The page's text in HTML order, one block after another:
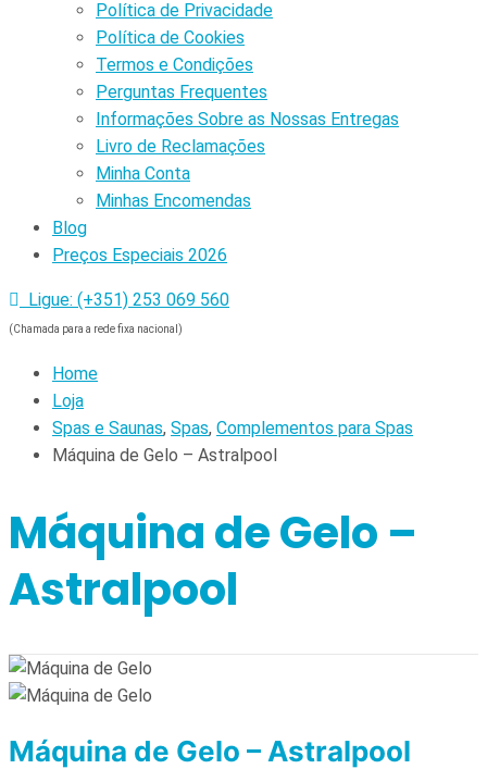
Política de Privacidade
Política de Cookies
Termos e Condições
Perguntas Frequentes
Informações Sobre as Nossas Entregas
Livro de Reclamações
Minha Conta
Minhas Encomendas
Blog
Preços Especiais 2026
Ligue: (+351) 253 069 560
(Chamada para a rede fixa nacional)
Home
Loja
Spas e Saunas, Spas, Complementos para Spas
Máquina de Gelo – Astralpool
Máquina de Gelo –
Astralpool
Máquina de Gelo – Astralpool